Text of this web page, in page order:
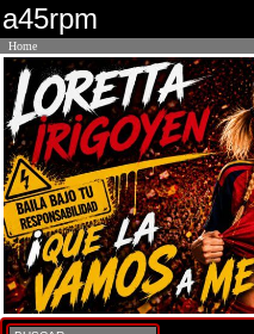
a45rpm
Home